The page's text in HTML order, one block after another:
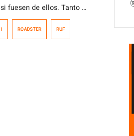
fuesen de ellos. Tanto es
en Gran
o en el área de
ROADSTER RUF